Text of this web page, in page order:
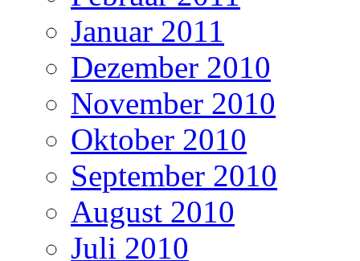
Januar 2011
Dezember 2010
November 2010
Oktober 2010
September 2010
August 2010
Juli 2010